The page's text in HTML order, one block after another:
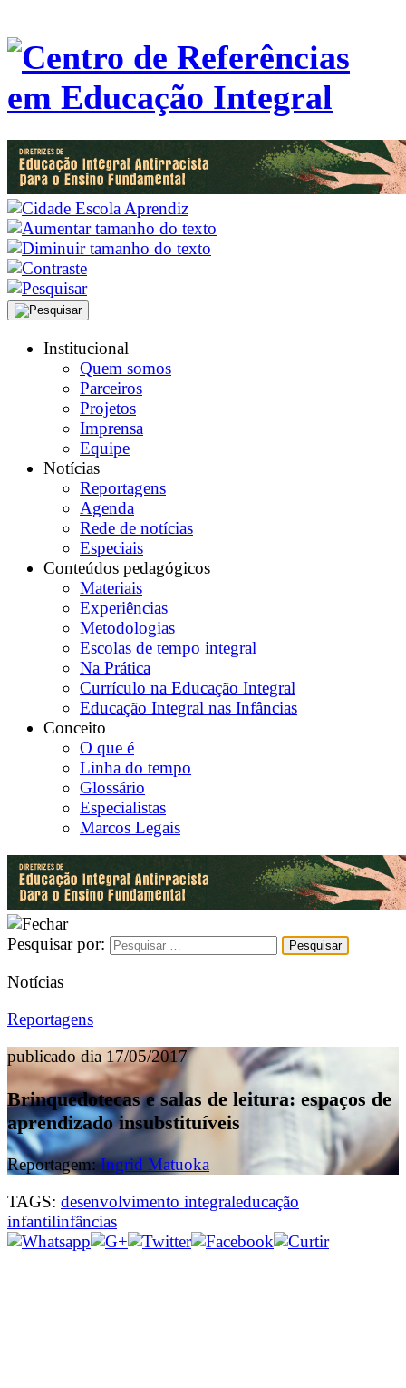
Institucional
Quem somos
Parceiros
Projetos
Imprensa
Equipe
Notícias
Reportagens
Agenda
Rede de notícias
Especiais
Conteúdos pedagógicos
Materiais
Experiências
Metodologias
Escolas de tempo integral
Na Prática
Currículo na Educação Integral
Educação Integral nas Infâncias
Conceito
O que é
Linha do tempo
Glossário
Especialistas
Marcos Legais
Pesquisar por:
Notícias
Reportagens
publicado dia 17/05/2017
Brinquedotecas e salas de leitura: espaços de
aprendizado insubstituíveis
Reportagem:Ingrid Matuoka
TAGS: desenvolvimento integraleducação
infantilinfâncias